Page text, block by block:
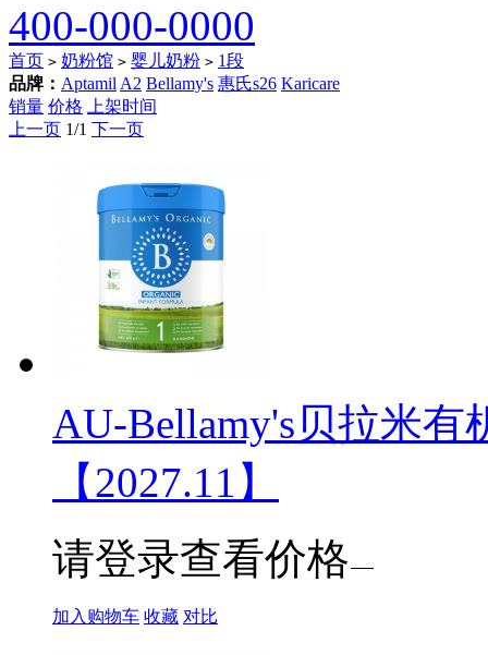
400-000-0000
首页 > 奶粉馆 > 婴儿奶粉 > 1段
品牌： Aptamil A2 Bellamy's 惠氏s26 Karicare
销量 价格
上架时间
上一页 1/1 下一页
AU-Bellamy's贝拉米有
【2027.11】
请登录查看价格
加入购物车 收藏 对比